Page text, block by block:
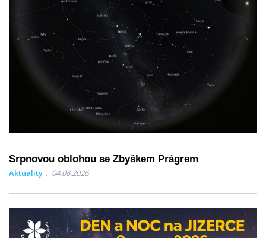
Srpnovou oblohou se Zbyškem Prágrem
Aktuality 04.08.2026